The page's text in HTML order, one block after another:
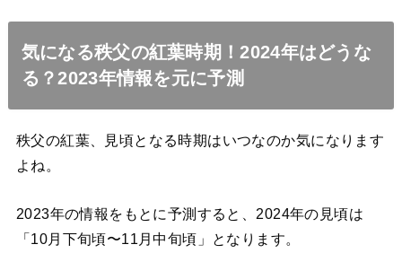
気になる秩父の紅葉時期！2024年はどうな
る？2023年情報を元に予測
秩父の紅葉、見頃となる時期はいつなのか気になります
よね。
2023年の情報をもとに予測すると、2024年の見頃は
「10月下旬頃〜11月中旬頃」となります。